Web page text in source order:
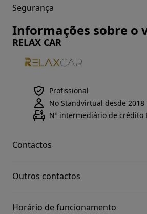
Segurança
Informações sobre o
RELAX CAR
Profissional
No Standvirtual desde 2018
Nº intermediário de crédito
Contactos
Outros contactos
Horário de funcionamento